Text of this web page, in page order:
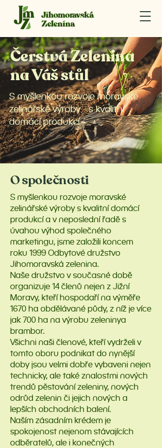
Čerstvá Zelenina
na Váš stůl
S myšlenkou rozvoje moravské
zelinářské výroby s kvalitní
domácí produkcí
O společnosti
S myšlenkou rozvoje moravské
zelinářské výroby s kvalitní domácí
produkcí a v neposlední řadě s
úvahou výhod společného
marketingu, jsme založili koncem
roku 1999 Odbytové družstvo
Jihomoravská zelenina.
Naše družstvo v současné době
organizuje 14 členů nejen z Jižní
Moravy, kteří hospodaří na výměře
1670 ha obdělávané půdy, z níž je více
jak 700 ha na výrobu zeleninya
brambor.
Všichni naši členové, kteří vydrželi v
tomto oboru podnikat do nynější
doby jsou velmi dobře vybaveni nejen
technicky, ale také znalostmi nových
trendů pěstování zeleniny, nových
odrůd zelenin či jejich nových a
lepších obchodních balení.
Naším zásadním krédem je
spokojenost nejenom stávajících
odběratelů, ale i konečných